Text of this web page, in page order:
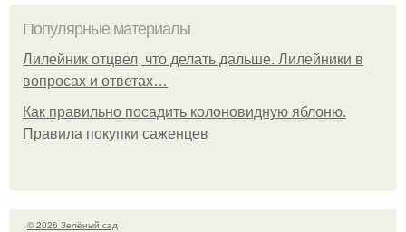
Популярные материалы
Лилейник отцвел, что делать дальше. Лилейники в
вопросах и ответах…
Как правильно посадить колоновидную яблоню.
Правила покупки саженцев
© 2026 Зелёный сад